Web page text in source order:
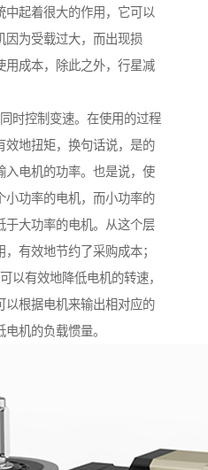
中起着很大的作用，它可以
因为受载过大，而出现损
用成本，除此之外，行星减
时控制变速。在使用的过程
效地扭矩，换句话说，是的
入电机的功率。也是说，使
小功率的电机，而小功率的
于大功率的电机。从这个层
有效地节约了采购成本；
以有效地降低电机的转速，
以根据电机来输出相对应的
机的负载惯量。